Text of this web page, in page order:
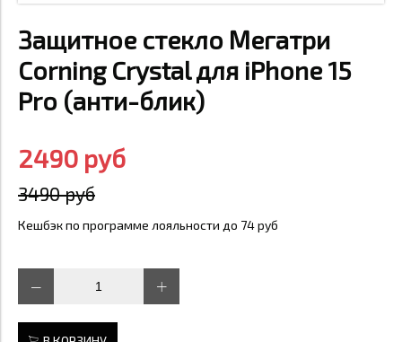
Защитное стекло Мегатри
Corning Crystal для iPhone 15
Pro (анти-блик)
2490 руб
3490 руб
Кешбэк по программе лояльности до 74 руб